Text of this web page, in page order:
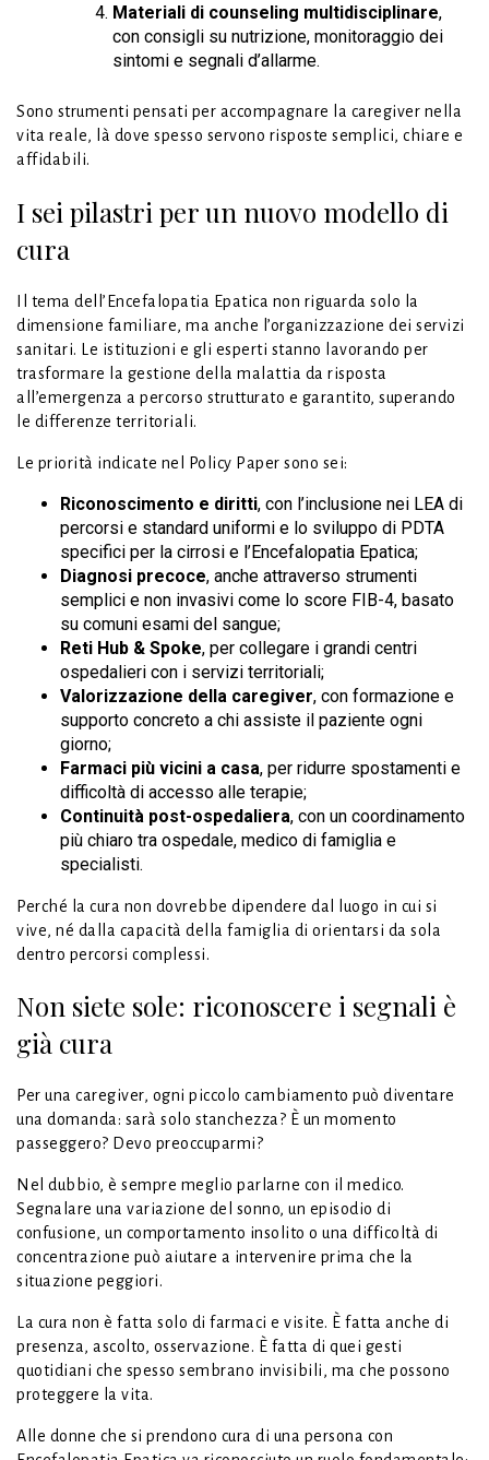
Materiali di counseling multidisciplinare,
con consigli su nutrizione, monitoraggio dei
sintomi e segnali d’allarme.
Sono strumenti pensati per accompagnare la caregiver nella
vita reale, là dove spesso servono risposte semplici, chiare e
affidabili.
I sei pilastri per un nuovo modello di
cura
Il tema dell’Encefalopatia Epatica non riguarda solo la
dimensione familiare, ma anche l’organizzazione dei servizi
sanitari. Le istituzioni e gli esperti stanno lavorando per
trasformare la gestione della malattia da risposta
all’emergenza a percorso strutturato e garantito, superando
le differenze territoriali.
Le priorità indicate nel Policy Paper sono sei:
Riconoscimento e diritti, con l’inclusione nei LEA di
percorsi e standard uniformi e lo sviluppo di PDTA
specifici per la cirrosi e l’Encefalopatia Epatica;
Diagnosi precoce, anche attraverso strumenti
semplici e non invasivi come lo score FIB-4, basato
su comuni esami del sangue;
Reti Hub & Spoke, per collegare i grandi centri
ospedalieri con i servizi territoriali;
Valorizzazione della caregiver, con formazione e
supporto concreto a chi assiste il paziente ogni
giorno;
Farmaci più vicini a casa, per ridurre spostamenti e
difficoltà di accesso alle terapie;
Continuità post-ospedaliera, con un coordinamento
più chiaro tra ospedale, medico di famiglia e
specialisti.
Perché la cura non dovrebbe dipendere dal luogo in cui si
vive, né dalla capacità della famiglia di orientarsi da sola
dentro percorsi complessi.
Non siete sole: riconoscere i segnali è
già cura
Per una caregiver, ogni piccolo cambiamento può diventare
una domanda: sarà solo stanchezza? È un momento
passeggero? Devo preoccuparmi?
Nel dubbio, è sempre meglio parlarne con il medico.
Segnalare una variazione del sonno, un episodio di
confusione, un comportamento insolito o una difficoltà di
concentrazione può aiutare a intervenire prima che la
situazione peggiori.
La cura non è fatta solo di farmaci e visite. È fatta anche di
presenza, ascolto, osservazione. È fatta di quei gesti
quotidiani che spesso sembrano invisibili, ma che possono
proteggere la vita.
Alle donne che si prendono cura di una persona con